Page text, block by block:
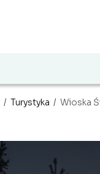
/ Turystyka / Wioska